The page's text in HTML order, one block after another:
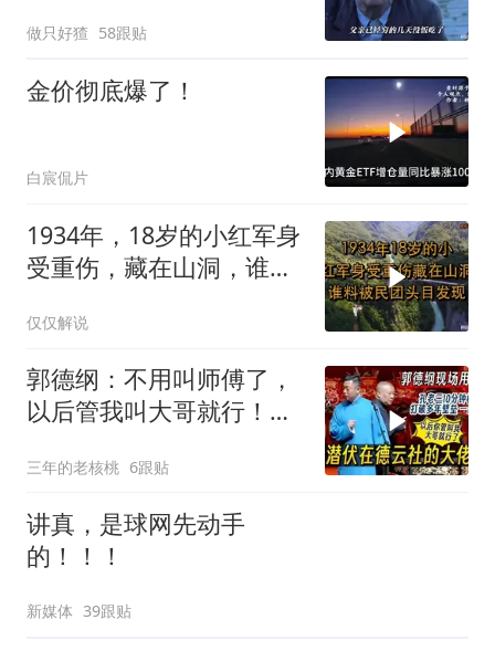
做只好猹 58跟贴
金价彻底爆了！
白宸侃片
1934年，18岁的小红军身
受重伤，藏在山洞，谁料
仅仅解说
郭德纲：不用叫师傅了，
以后管我叫大哥就行！孔
三年的老核桃 6跟贴
讲真，是球网先动手
的！！！
新媒体 39跟贴